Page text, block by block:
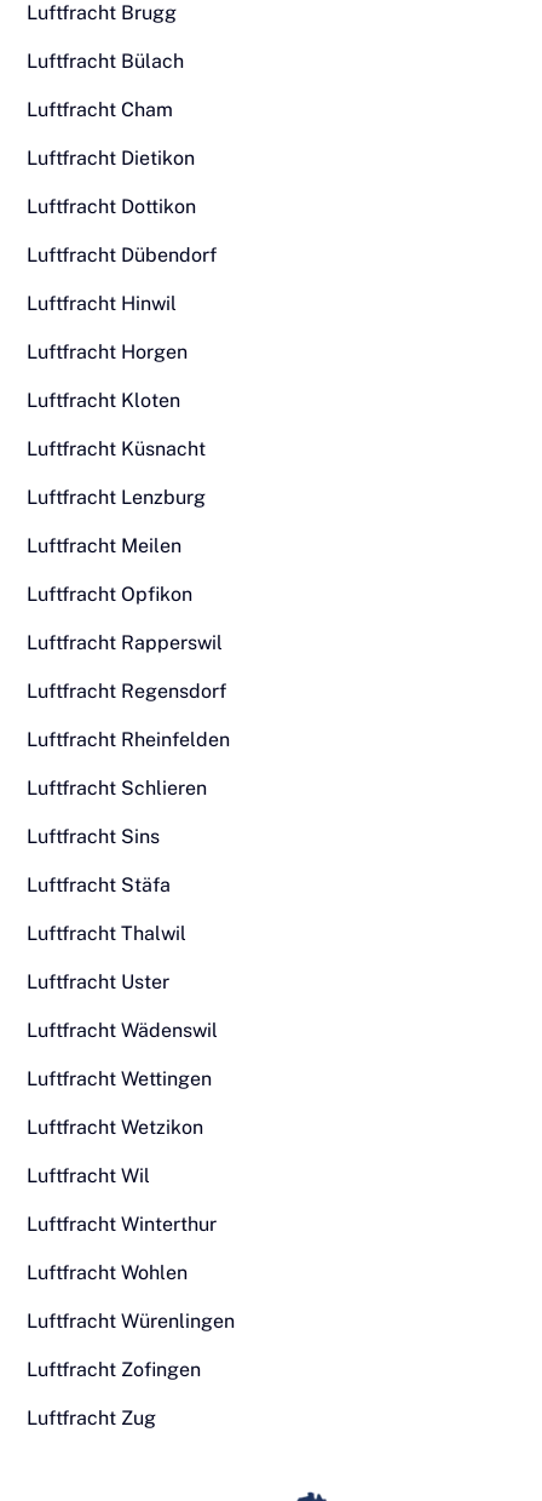
Luftfracht Brugg
Luftfracht Bülach
Luftfracht Cham
Luftfracht Dietikon
Luftfracht Dottikon
Luftfracht Dübendorf
Luftfracht Hinwil
Luftfracht Horgen
Luftfracht Kloten
Luftfracht Küsnacht
Luftfracht Lenzburg
Luftfracht Meilen
Luftfracht Opfikon
Luftfracht Rapperswil
Luftfracht Regensdorf
Luftfracht Rheinfelden
Luftfracht Schlieren
Luftfracht Sins
Luftfracht Stäfa
Luftfracht Thalwil
Luftfracht Uster
Luftfracht Wädenswil
Luftfracht Wettingen
Luftfracht Wetzikon
Luftfracht Wil
Luftfracht Winterthur
Luftfracht Wohlen
Luftfracht Würenlingen
Luftfracht Zofingen
Luftfracht Zug